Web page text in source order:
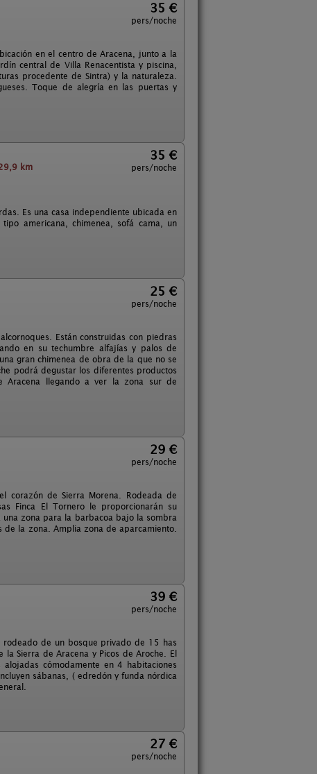
35 €
pers/noche
en el centro de Aracena, junto a la
central de Villa Renacentista y piscina,
procedente de Sintra) y la naturaleza.
Toque de alegría en las puertas y
km
35 €
pers/noche
Es una casa independiente ubicada en
americana, chimenea, sofá cama, un
25 €
pers/noche
Están construidas con piedras
en su techumbre alfajías y palos de
gran chimenea de obra de la que no se
podrá degustar los diferentes productos
Aracena llegando a ver la zona sur de
29 €
pers/noche
corazón de Sierra Morena. Rodeada de
Finca El Tornero le proporcionarán su
zona para la barbacoa bajo la sombra
la zona. Amplia zona de aparcamiento.
39 €
pers/noche
rodeado de un bosque privado de 15 has
Sierra de Aracena y Picos de Aroche. El
cómodamente en 4 habitaciones
sábanas, ( edredón y funda nórdica
27 €
pers/noche